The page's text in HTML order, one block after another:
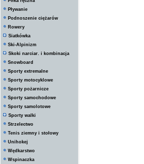
Pływanie
Podnoszenie ciężarów
Rowery
Siatkówka
Ski-Alpinizm
Skoki narciar. i kombinacja
Snowboard
Sporty extremalne
Sporty motocyklowe
Sporty pożarnicze
Sporty samochodowe
Sporty samolotowe
Sporty walki
Strzelectwo
Tenis ziemny i stołowy
Unihokej
Wędkarstwo
Wspinaczka